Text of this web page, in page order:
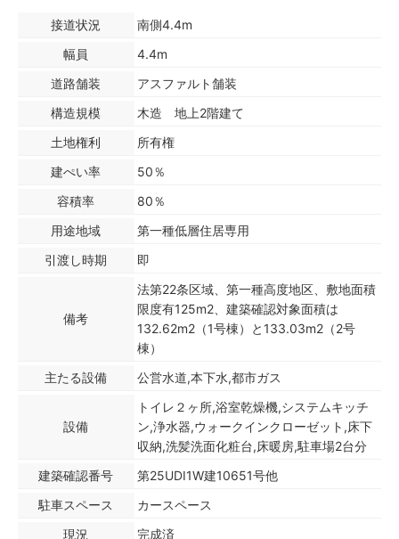
接道状況
南側4.4m
幅員
4.4m
道路舗装
アスファルト舗装
構造規模
木造 地上2階建て
土地権利
所有権
建ぺい率
50％
容積率
80％
用途地域
第一種低層住居専用
引渡し時期
即
備考
法第22条区域、第一種高度地区、敷地面積
限度有125m2、建築確認対象面積は
132.62m2（1号棟）と133.03m2（2号
棟）
主たる設備
公営水道,本下水,都市ガス
設備
トイレ２ヶ所,浴室乾燥機,システムキッチ
ン,浄水器,ウォークインクローゼット,床下
収納,洗髪洗面化粧台,床暖房,駐車場2台分
建築確認番号
第25UDI1W建10651号他
駐車スペース
カースペース
現況
完成済